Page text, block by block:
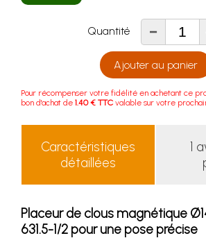
Quantité -
Ajouter au panier
Pour récompenser votre fidélité en achetant ce
bon d'achat de 1.40 € TTC valable sur votre
Caractéristiques
détaillées
1
Placeur de clous magnétique
631.5-1/2 pour une pose précise